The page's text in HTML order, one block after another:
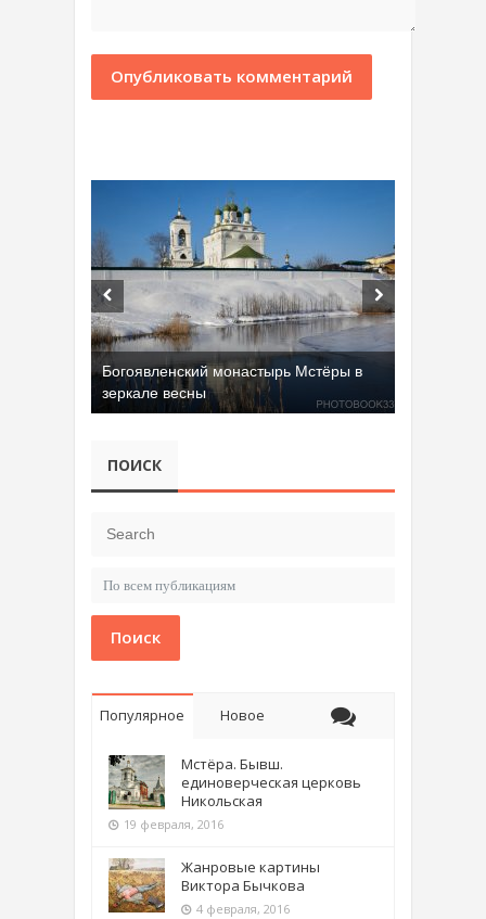
Богоявленский монастырь Мстёры в
зеркале весны
Добрятинский карьер (д. Алферово)
ПОИСК
Поиск
Популярное Новое
Мстёра. Бывш.
единоверческая церковь
Никольская
19 февраля, 2016
Жанровые картины
Виктора Бычкова
4 февраля, 2016